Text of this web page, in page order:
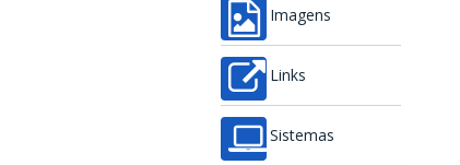
Imagens
Links
Sistemas